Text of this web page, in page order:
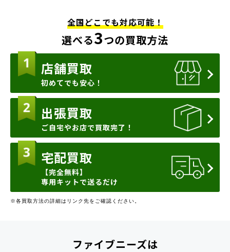
全国どこでも対応可能！
選べる3つの買取方法
店舗買取
初めてでも安心！
出張買取
ご自宅やお店で買取完了！
宅配買取
【完全無料】
専用キットで送るだけ
※各買取方法の詳細はリンク先をご確認ください。
ファイブニーズは